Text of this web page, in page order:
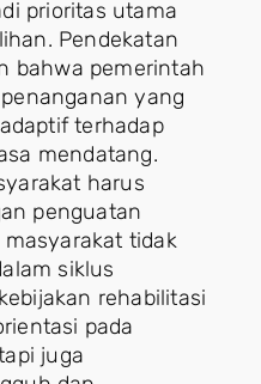
prioritas utama
Pendekatan
bahwa pemerintah
yang
terhadap
mendatang.
harus
penguatan
tidak
siklus
rehabilitasi
pada
juga